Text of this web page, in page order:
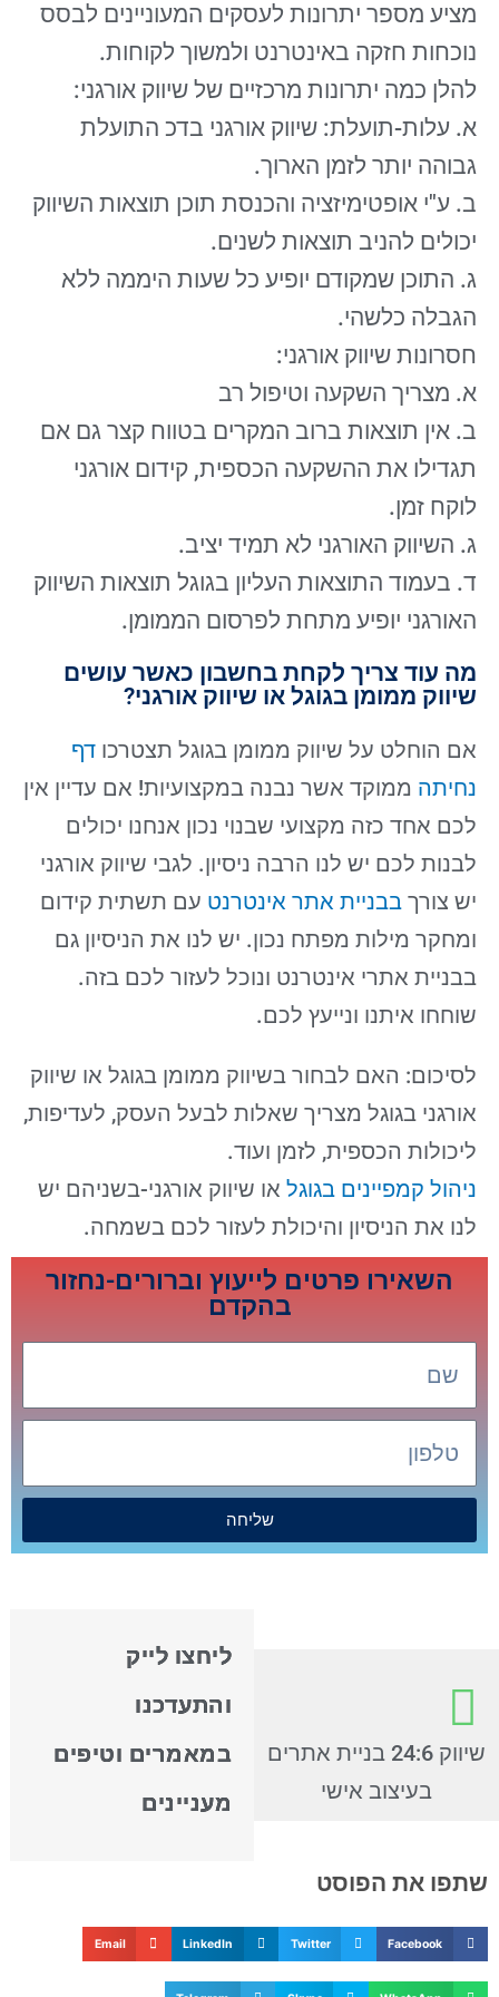
מציע מספר יתרונות לעסקים המעוניינים לבסס
נוכחות חזקה באינטרנט ולמשוך לקוחות.
להלן כמה יתרונות מרכזיים של שיווק אורגני:
א. עלות-תועלת: שיווק אורגני בדכ התועלת
גבוהה יותר לזמן הארוך.
ב. ע"י אופטימיזציה והכנסת תוכן תוצאות השיווק
יכולים להניב תוצאות לשנים.
ג. התוכן שמקודם יופיע כל שעות היממה ללא
הגבלה כלשהי.
חסרונות שיווק אורגני:
א. מצריך השקעה וטיפול רב
ב. אין תוצאות ברוב המקרים בטווח קצר גם אם
תגדילו את ההשקעה הכספית, קידום אורגני
לוקח זמן.
ג. השיווק האורגני לא תמיד יציב.
ד. בעמוד התוצאות העליון בגוגל תוצאות השיווק
האורגני יופיע מתחת לפרסום הממומן.
מה עוד צריך לקחת בחשבון כאשר עושים
שיווק ממומן בגוגל או שיווק אורגני?
אם הוחלט על שיווק ממומן בגוגל תצטרכו דף
נחיתה ממוקד אשר נבנה במקצועיות! אם עדיין אין
לכם אחד כזה מקצועי שבנוי נכון אנחנו יכולים
לבנות לכם יש לנו הרבה ניסיון. לגבי שיווק אורגני
יש צורך בבניית אתר אינטרנט עם תשתית קידום
ומחקר מילות מפתח נכון. יש לנו את הניסיון גם
בבניית אתרי אינטרנט ונוכל לעזור לכם בזה.
שוחחו איתנו ונייעץ לכם.
לסיכום: האם לבחור בשיווק ממומן בגוגל או שיווק
אורגני בגוגל מצריך שאלות לבעל העסק, לעדיפות,
ליכולות הכספית, לזמן ועוד.
ניהול קמפיינים בגוגל או שיווק אורגני-בשניהם יש
לנו את הניסיון והיכולת לעזור לכם בשמחה.
השאירו פרטים לייעוץ וברורים-נחזור
בהקדם
שליחה
שיווק 24:6 בניית אתרים
בעיצוב אישי
ליחצו לייק
והתעדכנו
במאמרים וטיפים
מעניינים
שתפו את הפוסט
Facebook
Twitter
LinkedIn
Email